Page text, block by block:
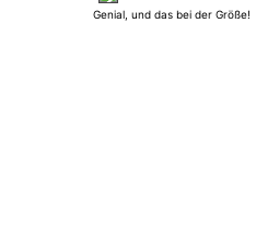
Genial, und das bei der Größe!